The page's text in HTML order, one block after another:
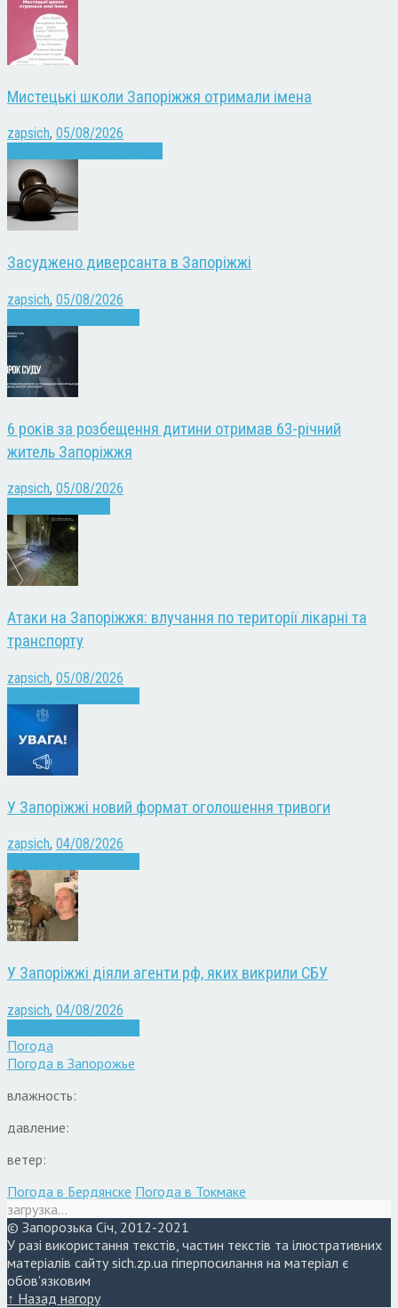
Мистецькі школи Запоріжжя отримали імена
zapsich, 05/08/2026
Засуджено диверсанта в Запоріжжі
zapsich, 05/08/2026
6 років за розбещення дитини отримав 63-річний
житель Запоріжжя
zapsich, 05/08/2026
Атаки на Запоріжжя: влучання по території лікарні та
транспорту
zapsich, 05/08/2026
У Запоріжжі новий формат оголошення тривоги
zapsich, 04/08/2026
У Запоріжжі діяли агенти рф, яких викрили СБУ
zapsich, 04/08/2026
Погода
Погода в Запорожье
влажность:
давление:
ветер:
Погода в Бердянске Погода в Токмаке
загрузка...
© Запорозька Січ, 2012-2021
У разі використання текстів, частин текстів та ілюстративних
матеріалів сайту sich.zp.ua гіперпосилання на матеріал є
обов'язковим
↑ Назад нагору